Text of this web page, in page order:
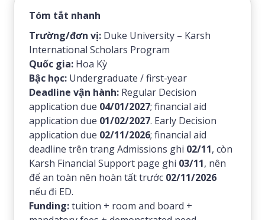
Tóm tắt nhanh
Trường/đơn vị: Duke University – Karsh
International Scholars Program
Quốc gia: Hoa Kỳ
Bậc học: Undergraduate / first-year
Deadline vận hành: Regular Decision
application due 04/01/2027; financial aid
application due 01/02/2027. Early Decision
application due 02/11/2026; financial aid
deadline trên trang Admissions ghi 02/11, còn
Karsh Financial Support page ghi 03/11, nên
để an toàn nên hoàn tất trước 02/11/2026
nếu đi ED.
Funding:tuition + room and board +